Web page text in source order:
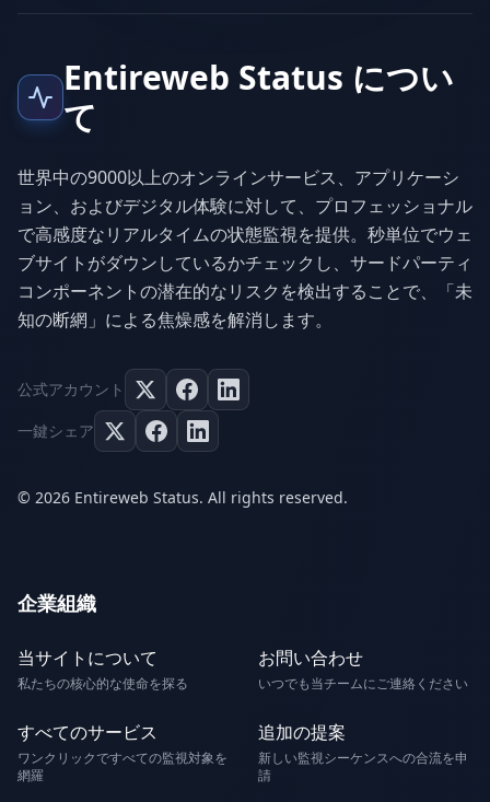
Entireweb Status につい
て
世界中の9000以上のオンラインサービス、アプリケーシ
ョン、およびデジタル体験に対して、プロフェッショナル
で高感度なリアルタイムの状態監視を提供。秒単位でウェ
ブサイトがダウンしているかチェックし、サードパーティ
コンポーネントの潜在的なリスクを検出することで、「未
知の断網」による焦燥感を解消します。
公式アカウント
一鍵シェア
© 2026 Entireweb Status. All rights reserved.
企業組織
当サイトについて
私たちの核心的な使命を探る
お問い合わせ
いつでも当チームにご連絡ください
すべてのサービス
ワンクリックですべての監視対象を
網羅
追加の提案
新しい監視シーケンスへの合流を申
請